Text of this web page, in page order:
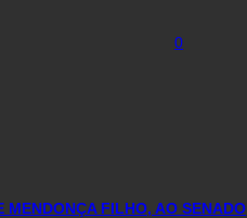
0
MENDONÇA FILHO, AO SENADO